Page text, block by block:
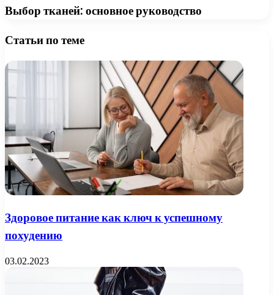
Выбор тканей: основное руководство
Статьи по теме
Здоровое питание как ключ к успешному
похудению
03.02.2023